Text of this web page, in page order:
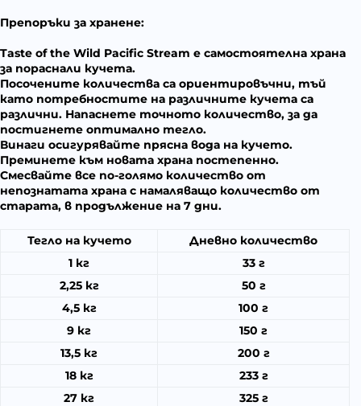
Препоръки за хранене:
Taste of the Wild Pacific Stream е самостоятелна храна
за пораснали кучета.
Посочените количества са ориентировъчни, тъй
като потребностите на различните кучета са
различни. Напаснете точното количество, за да
постигнете оптимално тегло.
Винаги осигурявайте прясна вода на кучето.
Преминете към новата храна постепенно.
Смесвайте все по-голямо количество от
непознатата храна с намаляващо количество от
старата, в продължение на 7 дни.
Тегло на кучето
Дневно количество
1 кг
33 г
2,25 кг
50 г
4,5 кг
100 г
9 кг
150 г
13,5 кг
200 г
18 кг
233 г
27 кг
325 г